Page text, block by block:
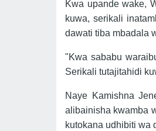
Kwa upande wake,
kuwa, serikali
dawati tiba mbadala
"Kwa sababu
Serikali tutajitahidi
Naye Kamishna
alibainisha kwamba
kutokana udhibiti wa